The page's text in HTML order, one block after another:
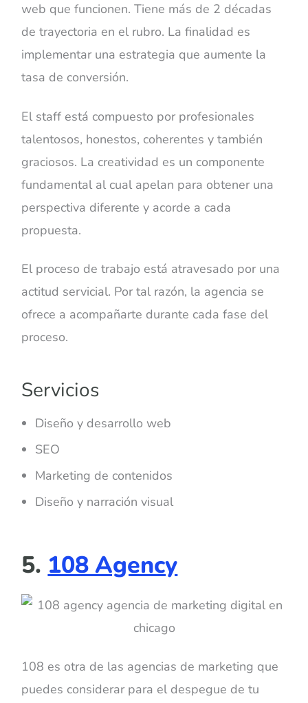
web que funcionen. Tiene más de 2 décadas
de trayectoria en el rubro. La finalidad es
implementar una estrategia que aumente la
tasa de conversión.
El staff está compuesto por profesionales
talentosos, honestos, coherentes y también
graciosos. La creatividad es un componente
fundamental al cual apelan para obtener una
perspectiva diferente y acorde a cada
propuesta.
El proceso de trabajo está atravesado por una
actitud servicial. Por tal razón, la agencia se
ofrece a acompañarte durante cada fase del
proceso.
Servicios
Diseño y desarrollo web
SEO
Marketing de contenidos
Diseño y narración visual
5. 108 Agency
108 es otra de las agencias de marketing que
puedes considerar para el despegue de tu